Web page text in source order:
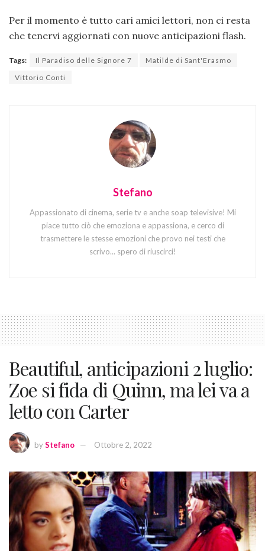
Per il momento è tutto cari amici lettori, non ci resta
che tenervi aggiornati con nuove anticipazioni flash.
Tags: Il Paradiso delle Signore 7
Matilde di Sant'Erasmo
Vittorio Conti
Stefano
Appassionato di cinema, serie tv e anche soap televisive! Mi
piace tutto ciò che emoziona e appassiona, e cerco di
trasmettere le stesse emozioni che provo nei testi che
scrivo... spero di riuscirci!
Beautiful, anticipazioni 2 luglio:
Zoe si fida di Quinn, ma lei va a
letto con Carter
byStefano Ottobre 2, 2022